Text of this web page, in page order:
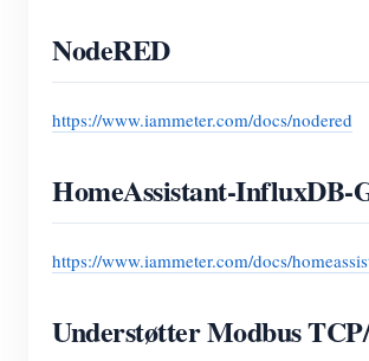
NodeRED
https://www.iammeter.com/docs/nodered
HomeAssistant-InfluxDB-
https://www.iammeter.com/docs/
Understøtter Modbus